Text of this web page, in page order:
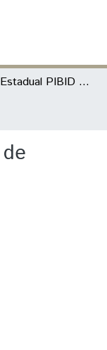
Seminário Estadual PIBID do Paraná: tecendo saberes (PIBID)